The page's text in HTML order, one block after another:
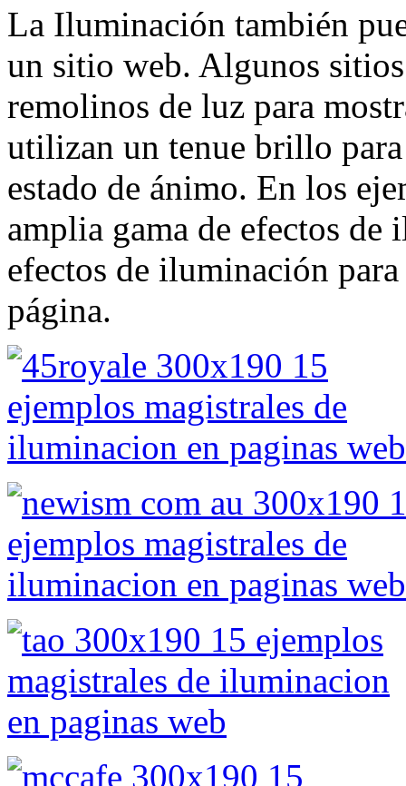
La Iluminación también
un sitio web. Algunos
remolinos de luz para
utilizan un tenue brillo
estado de ánimo. En los
amplia gama de efectos
efectos de iluminación
página.